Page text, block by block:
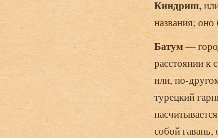
Киндриш,
названия;
Батум—
расстоянии к
или, по-
турецкий
собой гавань,